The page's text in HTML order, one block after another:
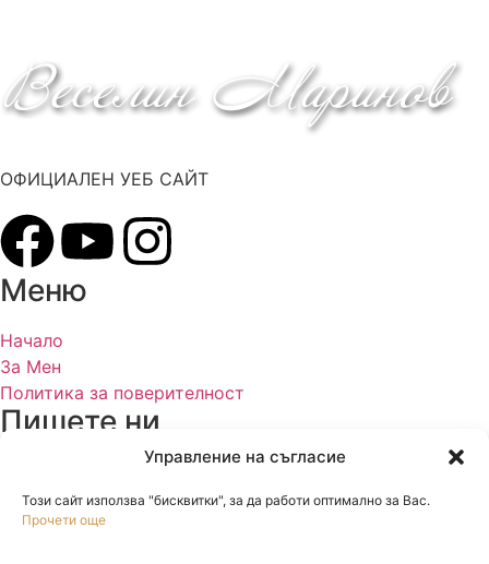
Управление на съгласие
Този сайт използва "бисквитки", за да работи оптимално за Вас.
Прочети още
ОФИЦИАЛЕН УЕБ САЙТ
Меню
Начало
За Мен
Политика за поверителност
Пишете ни
mail@veselinmarinov.com